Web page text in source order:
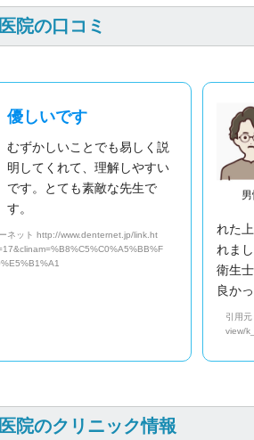
院の口コミ
優しいです
むずかしいことでも易しく説
明してくれて、理解しやすい
です。とても素敵な先生で
す。
ネット http://www.denternet.jp/link.ht
れた
れま
衛生
良か
引用
view/
院のクリニック情報